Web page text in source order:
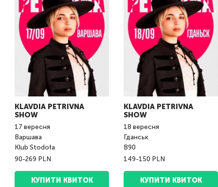
KLAVDIA PETRIVNA
SHOW
17 вересня
Варшава
Klub Stodoła
90-269 PLN
КУПИТИ КВИТОК
KLAVDIA PETRIVNA
SHOW
18 вересня
Гданськ
B90
149-150 PLN
КУПИТИ КВИТОК